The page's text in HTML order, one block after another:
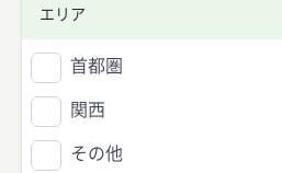
エリア
首都圏
関西
その他